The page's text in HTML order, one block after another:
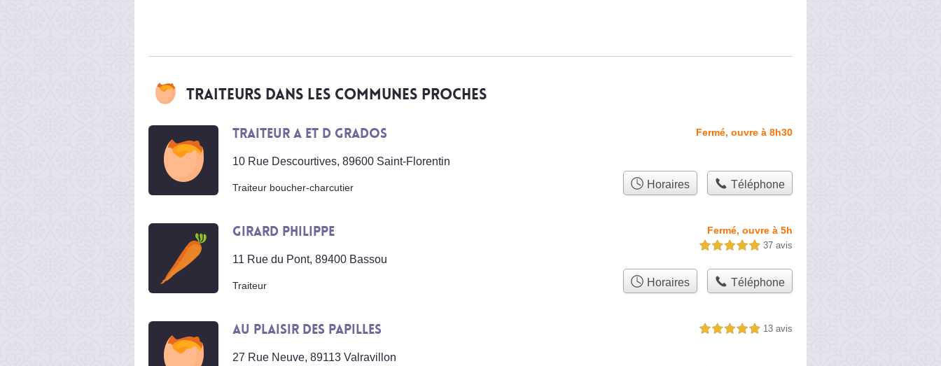
Traiteurs dans les communes proches
Traiteur A et D Grados
10 Rue Descourtives, 89600 Saint-Florentin
Fermé, ouvre à 8h30
Traiteur boucher-charcutier Horaires Téléphone
Girard Philippe
11 Rue du Pont, 89400 Bassou
Fermé, ouvre à 5h
5,0 étoiles sur 5 37 avis
Traiteur Horaires Téléphone
Au Plaisir des Papilles
27 Rue Neuve, 89113 Valravillon
5,0 étoiles sur 5 13 avis